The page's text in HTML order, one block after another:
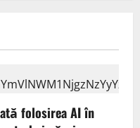
folosirea AI în